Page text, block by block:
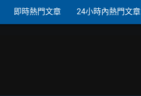
即時熱門文章 24小時內熱門文章